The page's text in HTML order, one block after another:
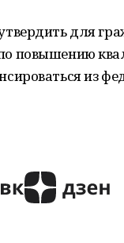
для
повышению
из